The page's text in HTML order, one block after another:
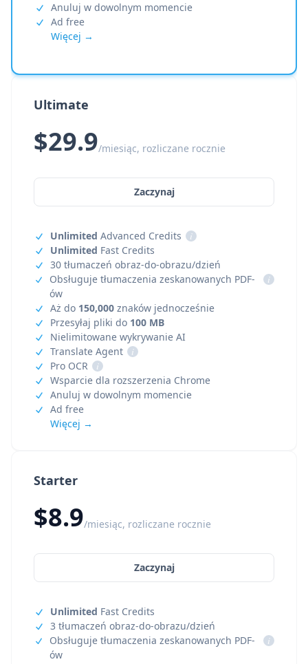
Starter
$8.9/miesiąc, rozliczane rocznie
Zaczynaj
Unlimited Fast Credits
3 tłumaczeń obraz-do-obrazu/dzień
Obsługuje tłumaczenia zeskanowanych PDF-
ów
i
Anuluj w dowolnym momencie
Ad free
Więcej →
Ultimate
$29.9/miesiąc, rozliczane rocznie
Zaczynaj
Unlimited Advanced Credits
i
Unlimited Fast Credits
30 tłumaczeń obraz-do-obrazu/dzień
Obsługuje tłumaczenia zeskanowanych PDF-
ów
i
Aż do 150,000 znaków jednocześnie
Przesyłaj pliki do 100 MB
Nielimitowane wykrywanie AI
Translate Agent
i
Pro OCR
i
Wsparcie dla rozszerzenia Chrome
Anuluj w dowolnym momencie
Ad free
Więcej →